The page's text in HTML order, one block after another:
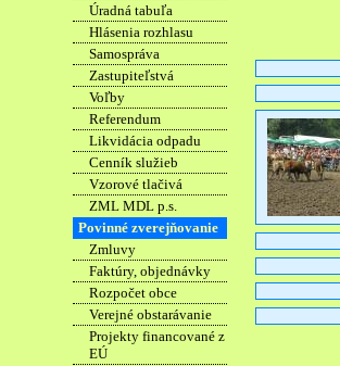
Úradná tabuľa
Hlásenia rozhlasu
Samospráva
Zastupiteľstvá
Voľby
Referendum
Likvidácia odpadu
Cenník služieb
Vzorové tlačivá
ZML MDL p.s.
Povinné zverejňovanie
Zmluvy
Faktúry, objednávky
Rozpočet obce
Verejné obstarávanie
Projekty financované z
EÚ